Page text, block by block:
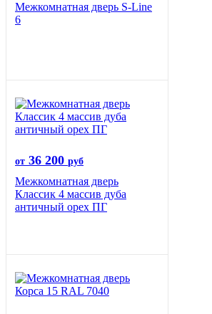
Межкомнатная дверь S-Line
6
от 36 200 руб
Межкомнатная дверь
Классик 4 массив дуба
античный орех ПГ